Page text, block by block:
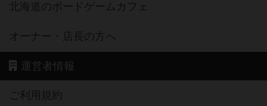
北海道のボードゲームカフェ
オーナー・店長の方へ
運営者情報
ご利用規約